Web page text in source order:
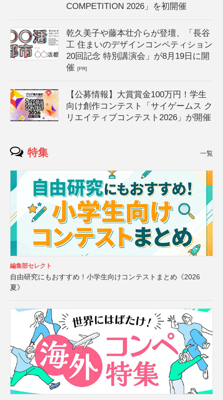
COMPETITION 2026」を初開催
乾久美子や藤本壮介らが登壇、「長谷
工 住まいのデザインコンペティション
20回記念 特別講演会」が8月19日に開
催[PR]
【公募情報】大賞賞金100万円！学生
向け創作コンテスト「サイゲームス ク
リエイティブコンテスト2026」が開催
特集 一覧
編集部セレクト
自由研究にもおすすめ！小学生向けコンテストまとめ《2026
夏》